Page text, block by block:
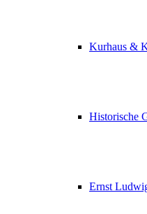
Kurhaus &
Historische
Ernst